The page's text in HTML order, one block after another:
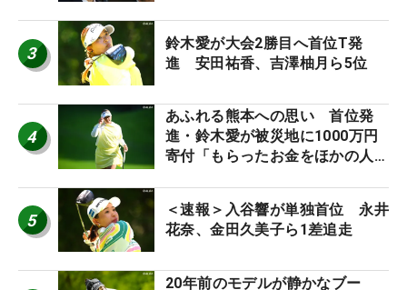
3
鈴木愛が大会2勝目へ首位T発
進 安田祐香、吉澤柚月ら5位
4
あふれる熊本への思い 首位発
進・鈴木愛が被災地に1000万円
寄付「もらったお金をほかの人
5
＜速報＞入谷響が単独首位 永井
花奈、金田久美子ら1差追走
20年前のモデルが静かなブー